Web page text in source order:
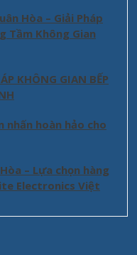
Hòa – Giải Pháp
Tầm Không Gian
KHÔNG GIAN BẾP
nhấn hoàn hảo cho
– Lựa chọn hàng
Electronics Việt